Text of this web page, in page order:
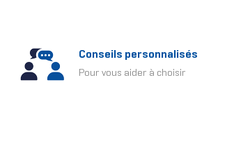
Conseils personnalisés
Pour vous aider à choisir